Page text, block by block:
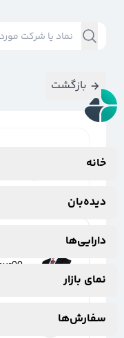
خانه
دیده‌بان
دارایی‌ها
نمای بازار
سفارش‌ها
بازگشت